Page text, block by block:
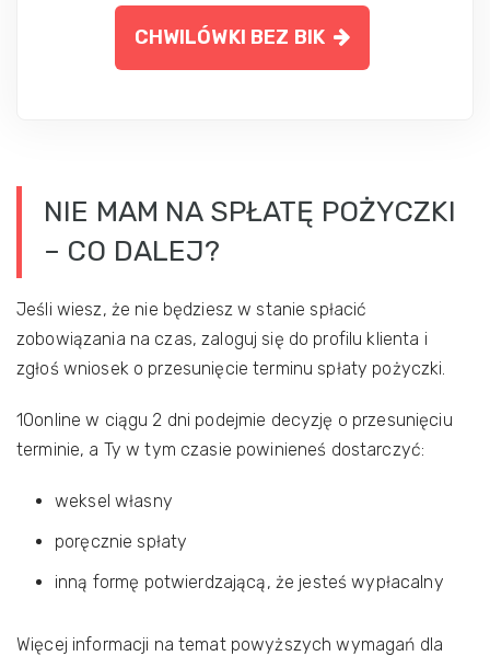
CHWILÓWKI BEZ BIK
NIE MAM NA SPŁATĘ POŻYCZKI
– CO DALEJ?
Jeśli wiesz, że nie będziesz w stanie spłacić
zobowiązania na czas, zaloguj się do profilu klienta i
zgłoś wniosek o przesunięcie terminu spłaty pożyczki.
10online w ciągu 2 dni podejmie decyzję o przesunięciu
terminie, a Ty w tym czasie powinieneś dostarczyć:
weksel własny
poręcznie spłaty
inną formę potwierdzającą, że jesteś wypłacalny
Więcej informacji na temat powyższych wymagań dla